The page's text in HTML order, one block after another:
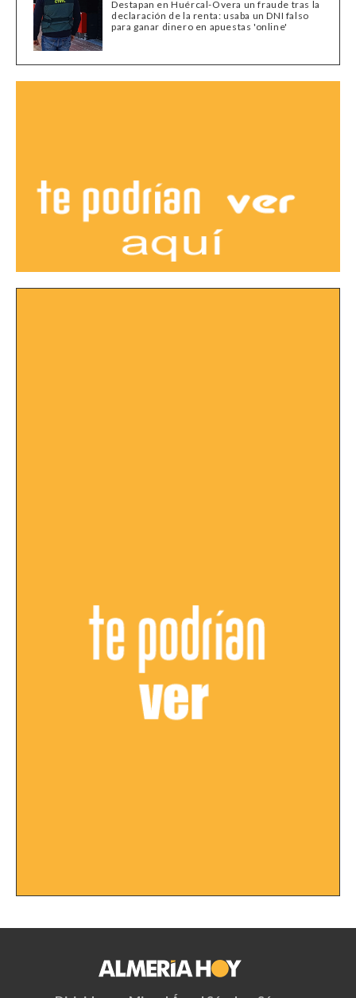
Destapan en Huércal-Overa un fraude tras la
declaración de la renta: usaba un DNI falso
para ganar dinero en apuestas 'online'